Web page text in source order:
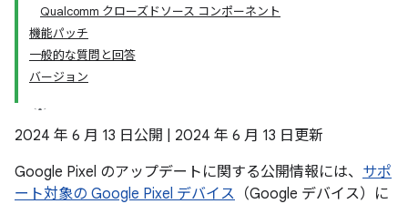
Qualcomm クローズドソース コンポーネント
機能パッチ
一般的な質問と回答
バージョン
2024 年 6 月 13 日公開 | 2024 年 6 月 13 日更新
Google Pixel のアップデートに関する公開情報には、 サポ
ート対象の Google Pixel デバイス （Google デバイス）に